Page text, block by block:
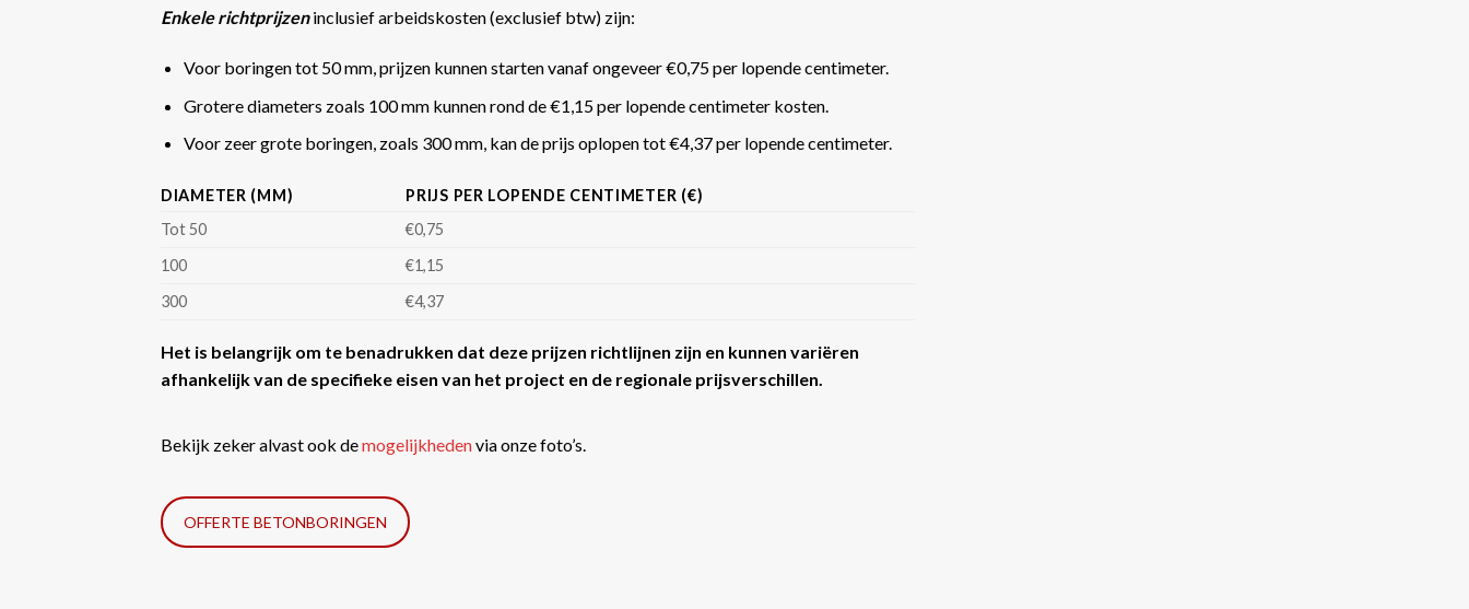
Enkele richtprijzeninclusief arbeidskosten (exclusief btw) zijn:
Voor boringen tot 50 mm, prijzen kunnen starten vanaf ongeveer €0,75 per lopende centimeter.
Grotere diameters zoals 100 mm kunnen rond de €1,15 per lopende centimeter kosten.
Voor zeer grote boringen, zoals 300 mm, kan de prijs oplopen tot €4,37 per lopende centimeter​​.
DIAMETER (MM)
PRIJS PER LOPENDE CENTIMETER (€)
Tot 50
€0,75
100
€1,15
300
€4,37
Het is belangrijk om te benadrukken dat deze prijzen richtlijnen zijn en kunnen variëren
afhankelijk van de specifieke eisen van het project en de regionale prijsverschillen.
Bekijk zeker alvast ook demogelijkhedenvia onze foto’s.
OFFERTE BETONBORINGEN